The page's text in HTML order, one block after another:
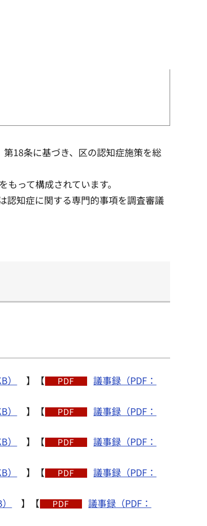
第18条に基づき、区の認知症施策を総
って構成されています。
認知症に関する専門的事項を調査審議
】【
議事録（PDF：
】【
議事録（PDF：
】【
議事録（PDF：
】【
議事録（PDF：
】【
議事録（PDF：